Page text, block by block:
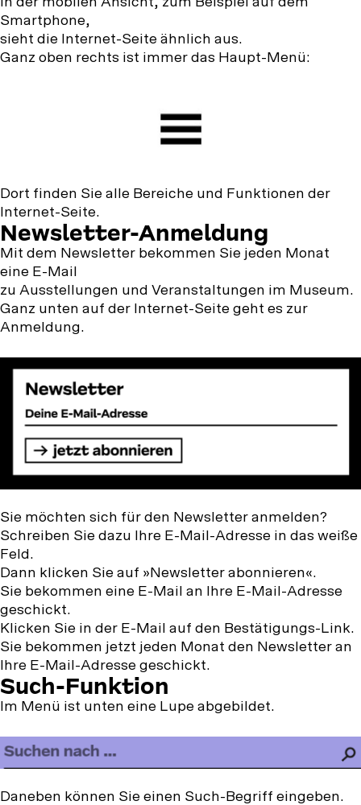
zur
Nutzung
Smartphone,
sieht die Internet-Seite ähnlich aus.
Ganz oben rechts ist immer das Haupt-Menü:
Dort finden Sie alle Bereiche und Funktionen der
Internet-Seite.
Newsletter-Anmeldung
Mit dem Newsletter bekommen Sie jeden Monat
eine E-Mail
zu Ausstellungen und Veranstaltungen im Museum.
Ganz unten auf der Internet-Seite geht es zur
Anmeldung.
Sie möchten sich für den Newsletter anmelden?
Schreiben Sie dazu Ihre E-Mail-Adresse in das weiße
Feld.
Dann klicken Sie auf »Newsletter abonnieren«.
Sie bekommen eine E-Mail an Ihre E-Mail-Adresse
geschickt.
Klicken Sie in der E-Mail auf den Bestätigungs-Link.
Sie bekommen jetzt jeden Monat den Newsletter an
Ihre E-Mail-Adresse geschickt.
Such-Funktion
Im Menü ist unten eine Lupe abgebildet.
Daneben können Sie einen Such-Begriff eingeben.